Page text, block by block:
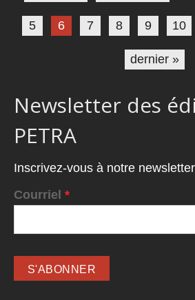
5 6 7 8 9 10
dernier »
Newsletter des
PETRA
Inscrivez-vous à notre
Courriel *